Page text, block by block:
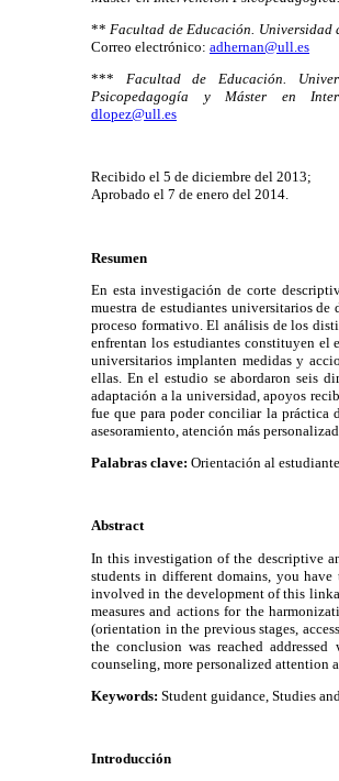
** Facultad de Educación. Universidad
Correo electrónico: adhernan@ull.es
*** Facultad de Educación.
Psicopedagogía y Máster en
dlopez@ull.es
Recibido el 5 de diciembre del 2013;
Aprobado el 7 de enero del 2014.
Resumen
En esta investigación de corte
muestra de estudiantes universitarios
proceso formativo. El análisis de los
enfrentan los estudiantes constituyen el
universitarios implanten medidas y
ellas. En el estudio se abordaron seis
adaptación a la universidad, apoyos
fue que para poder conciliar la práctica
asesoramiento, atención más
Palabras clave: Orientación al
Abstract
In this investigation of the descriptive
students in different domains, you
involved in the development of this
measures and actions for the
(orientation in the previous stages,
the conclusion was reached
counseling, more personalized attention
Keywords: Student guidance, Studies
Introducción